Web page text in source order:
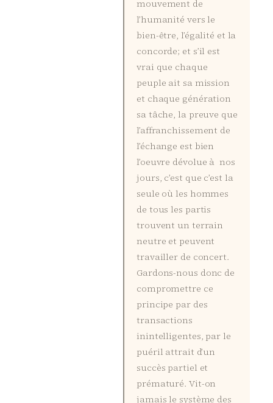
mouvement de
l’humanité vers le
bien-être, l’égalité et la
concorde; et s’il est
vrai que chaque
peuple ait sa mission
et chaque génération
sa tâche, la preuve que
l’affranchissement de
l’échange est bien
l’oeuvre dévolue à nos
jours, c’est que c’est la
seule où les hommes
de tous les partis
trouvent un terrain
neutre et peuvent
travailler de concert.
Gardons-nous donc de
compromettre ce
principe par des
transactions
inintelligentes, par le
puéril attrait d’un
succès partiel et
prématuré. Vit-on
jamais le système des